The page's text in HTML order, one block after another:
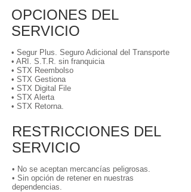
OPCIONES DEL
SERVICIO
• Segur Plus. Seguro Adicional del Transporte
• ARI. S.T.R. sin franquicia
• STX Reembolso
• STX Gestiona
• STX Digital File
• STX Alerta
• STX Retorna.
RESTRICCIONES DEL
SERVICIO
• No se aceptan mercancías peligrosas.
• Sin opción de retener en nuestras
dependencias.